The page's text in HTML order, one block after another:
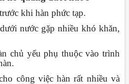
khi hàn phức tạp.
nước gặp nhiều khó khăn,
chủ yếu phụ thuộc vào trình
công việc hàn rất nhiều và